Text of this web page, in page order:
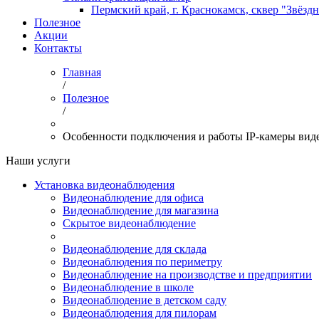
Пермский край, г. Краснокамск, сквер
Полезное
Акции
Контакты
Главная
/
Полезное
/
Особенности подключения и работы IP-камеры
Наши услуги
Установка видеонаблюдения
Видеонаблюдение для офиса
Видеонаблюдение для магазина
Скрытое видеонаблюдение
Видеонаблюдение для склада
Видеонаблюдения по периметру
Видеонаблюдение на производстве и предприятии
Видеонаблюдение в школе
Видеонаблюдение в детском саду
Видеонаблюдения для пилорам